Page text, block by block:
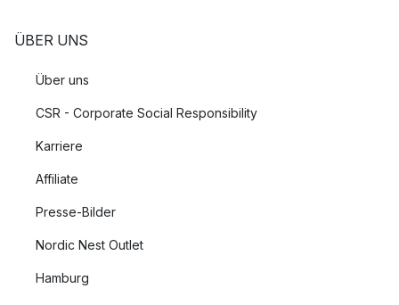
ÜBER UNS
Über uns
CSR - Corporate Social Responsibility
Karriere
Affiliate
Presse-Bilder
Nordic Nest Outlet
Hamburg